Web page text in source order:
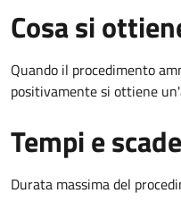
Cosa si
Quando il procedimento
positivamente si ottiene
Tempi e
Durata massima del